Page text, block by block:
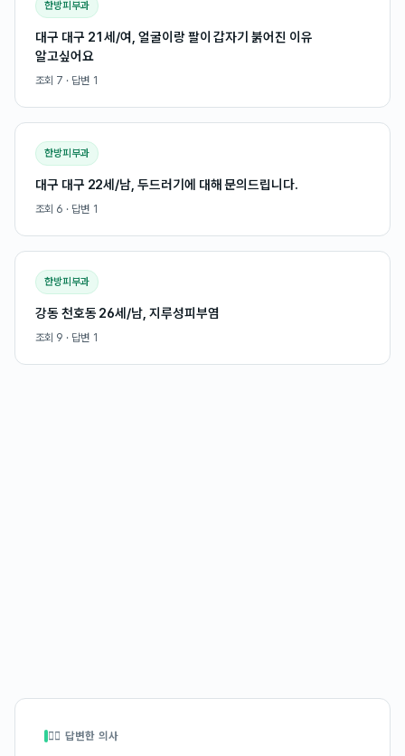
한방피부과
대구 대구 21세/여, 얼굴이랑 팔이 갑자기 붉어진 이유
알고싶어요
조회 7 · 답변 1
한방피부과
대구 대구 22세/남, 두드러기에 대해 문의드립니다.
조회 6 · 답변 1
한방피부과
강동 천호동 26세/남, 지루성피부염
조회 9 · 답변 1
👩‍⚕️ 답변한 의사